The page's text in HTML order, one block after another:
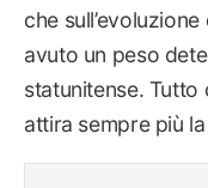
che
avuto un peso
statunitense. Tutto
attira sempre più